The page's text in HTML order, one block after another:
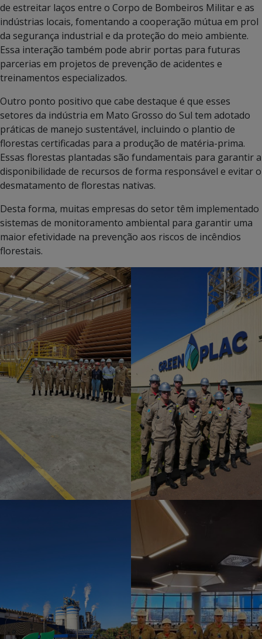
de estreitar laços entre o Corpo de Bombeiros Militar e as
indústrias locais, fomentando a cooperação mútua em prol
da segurança industrial e da proteção do meio ambiente.
Essa interação também pode abrir portas para futuras
parcerias em projetos de prevenção de acidentes e
treinamentos especializados.
Outro ponto positivo que cabe destaque é que esses
setores da indústria em Mato Grosso do Sul tem adotado
práticas de manejo sustentável, incluindo o plantio de
florestas certificadas para a produção de matéria-prima.
Essas florestas plantadas são fundamentais para garantir a
disponibilidade de recursos de forma responsável e evitar o
desmatamento de florestas nativas.
Desta forma, muitas empresas do setor têm implementado
sistemas de monitoramento ambiental para garantir uma
maior efetividade na prevenção aos riscos de incêndios
florestais.